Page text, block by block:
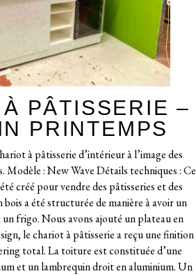
PÂTISSERIE –
PRINTEMPS
à pâtisserie d’intérieur à l’image des
Modèle : New Wave Détails techniques : Ce
créé pour vendre des pâtisseries et des
a été structurée de manière à avoir un
frigo. Nous avons ajouté un plateau en
le chariot à pâtisserie a reçu une finition
total. La toiture est constituée d’une
et un lambrequin droit en aluminium. Un